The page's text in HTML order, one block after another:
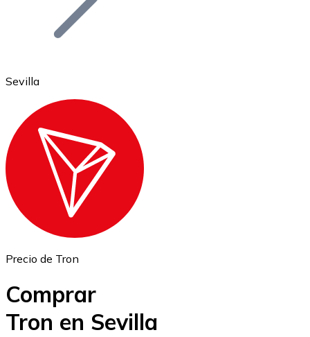
Ethereum
ETH
Sevilla
Precio de Tron
Comprar
Tron en Sevilla